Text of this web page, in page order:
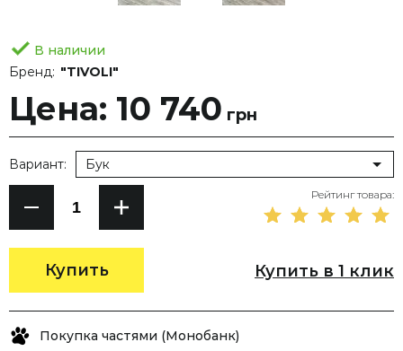
В наличии
Бренд: "TIVOLI"
Цена: 10 740 грн
Купить
Вариант: Бук
Рейтинг товара:
Купить в 1 клик
Покупка частями (Монобанк)